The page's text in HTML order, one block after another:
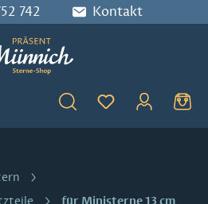
742 Kontakt
Du hast 0